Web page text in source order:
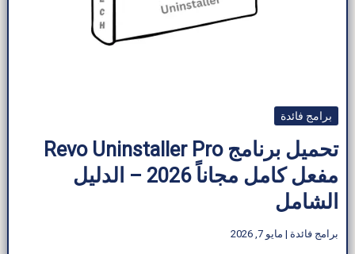
برامج فائدة
تحميل برنامج Revo Uninstaller Pro
مفعل كامل مجاناً 2026 – الدليل
الشامل
برامج فائدة | مايو 7, 2026